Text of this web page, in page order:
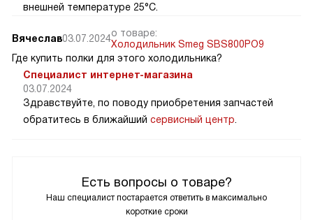
Есть вопросы о товаре?
Наш специалист постарается ответить в максимально
короткие сроки
внешней температуре 25°C.
Вячеслав03.07.2024о товаре:
Холодильник Smeg SBS800PO9
Где купить полки для этого холодильника?
Специалист интернет-магазина
03.07.2024
Здравствуйте, по поводу приобретения запчастей
обратитесь в ближайший сервисный центр